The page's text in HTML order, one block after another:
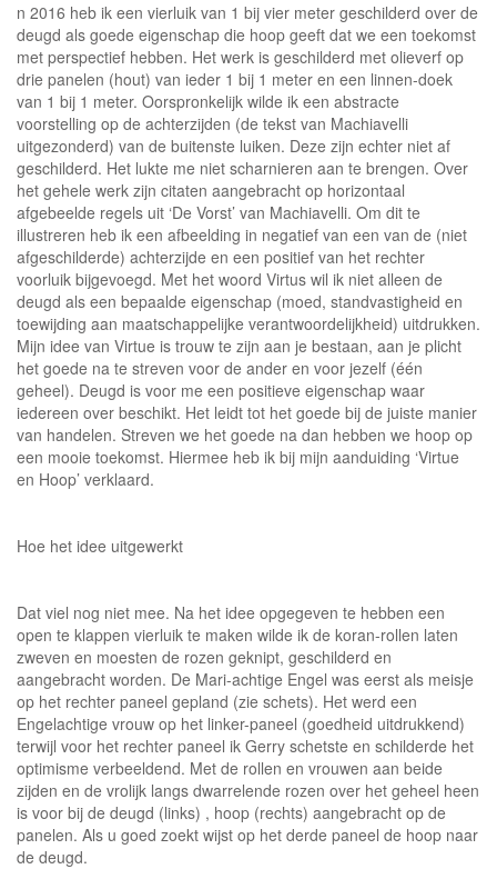
n 2016 heb ik een vierluik van 1 bij vier meter geschilderd over de
deugd als goede eigenschap die hoop geeft dat we een toekomst
met perspectief hebben. Het werk is geschilderd met olieverf op
drie panelen (hout) van ieder 1 bij 1 meter en een linnen-doek
van 1 bij 1 meter. Oorspronkelijk wilde ik een abstracte
voorstelling op de achterzijden (de tekst van Machiavelli
uitgezonderd) van de buitenste luiken. Deze zijn echter niet af
geschilderd. Het lukte me niet scharnieren aan te brengen. Over
het gehele werk zijn citaten aangebracht op horizontaal
afgebeelde regels uit ‘De Vorst’ van Machiavelli. Om dit te
illustreren heb ik een afbeelding in negatief van een van de (niet
afgeschilderde) achterzijde en een positief van het rechter
voorluik bijgevoegd. Met het woord Virtus wil ik niet alleen de
deugd als een bepaalde eigenschap (moed, standvastigheid en
toewijding aan maatschappelijke verantwoordelijkheid) uitdrukken.
Mijn idee van Virtue is trouw te zijn aan je bestaan, aan je plicht
het goede na te streven voor de ander en voor jezelf (één
geheel). Deugd is voor me een positieve eigenschap waar
iedereen over beschikt. Het leidt tot het goede bij de juiste manier
van handelen. Streven we het goede na dan hebben we hoop op
een mooie toekomst. Hiermee heb ik bij mijn aanduiding ‘Virtue
en Hoop’ verklaard.
Hoe het idee uitgewerkt
Dat viel nog niet mee. Na het idee opgegeven te hebben een
open te klappen vierluik te maken wilde ik de koran-rollen laten
zweven en moesten de rozen geknipt, geschilderd en
aangebracht worden. De Mari-achtige Engel was eerst als meisje
op het rechter paneel gepland (zie schets). Het werd een
Engelachtige vrouw op het linker-paneel (goedheid uitdrukkend)
terwijl voor het rechter paneel ik Gerry schetste en schilderde het
optimisme verbeeldend. Met de rollen en vrouwen aan beide
zijden en de vrolijk langs dwarrelende rozen over het geheel heen
is voor bij de deugd (links) , hoop (rechts) aangebracht op de
panelen. Als u goed zoekt wijst op het derde paneel de hoop naar
de deugd.